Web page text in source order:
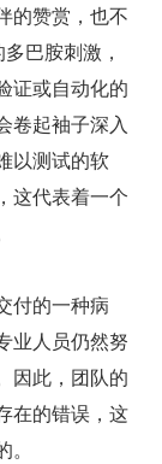
的赞赏，也不
巴胺刺激，
证或自动化的
卷起袖子深入
以测试的软
这代表着一个
付的一种病
业人员仍然努
因此，团队的
在的错误，这